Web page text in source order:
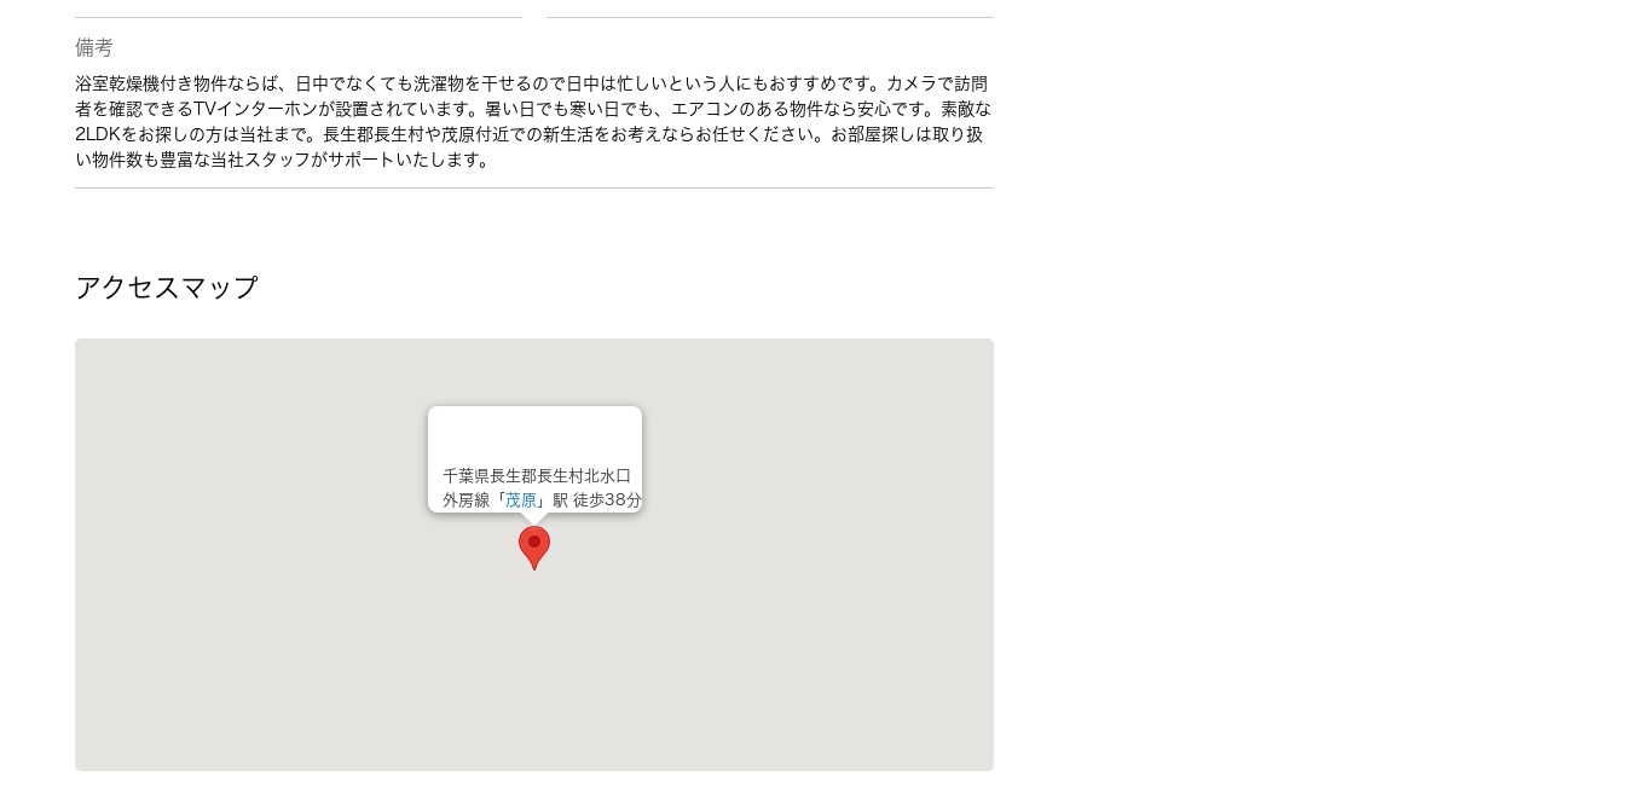
備考
浴室乾燥機付き物件ならば、日中でなくても洗濯物を干せるので日中は忙しいという人にもおすすめです。カメラで訪問
者を確認できるTVインターホンが設置されています。暑い日でも寒い日でも、エアコンのある物件なら安心です。素敵な
2LDKをお探しの方は当社まで。長生郡長生村や茂原付近での新生活をお考えならお任せください。お部屋探しは取り扱
い物件数も豊富な当社スタッフがサポートいたします。
アクセスマップ
千葉県長生郡長生村北水口
外房線「 茂原 」駅 徒歩38分